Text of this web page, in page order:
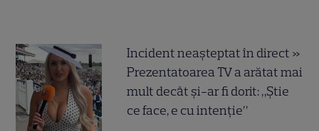
Incident neașteptat în direct »
Prezentatoarea TV a arătat mai
mult decât și-ar fi dorit: „Știe
ce face, e cu intenție”